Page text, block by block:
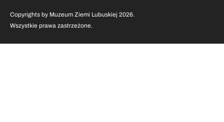
Copyrights by Muzeum Ziemi Lubuskiej 2026.
Wszystkie prawa zastrzeżone.